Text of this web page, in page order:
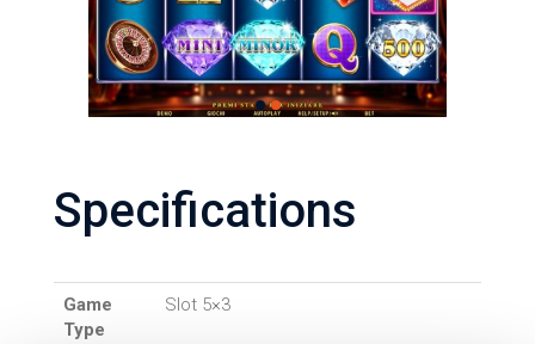
Specifications
Game
Type
Slot 5×3